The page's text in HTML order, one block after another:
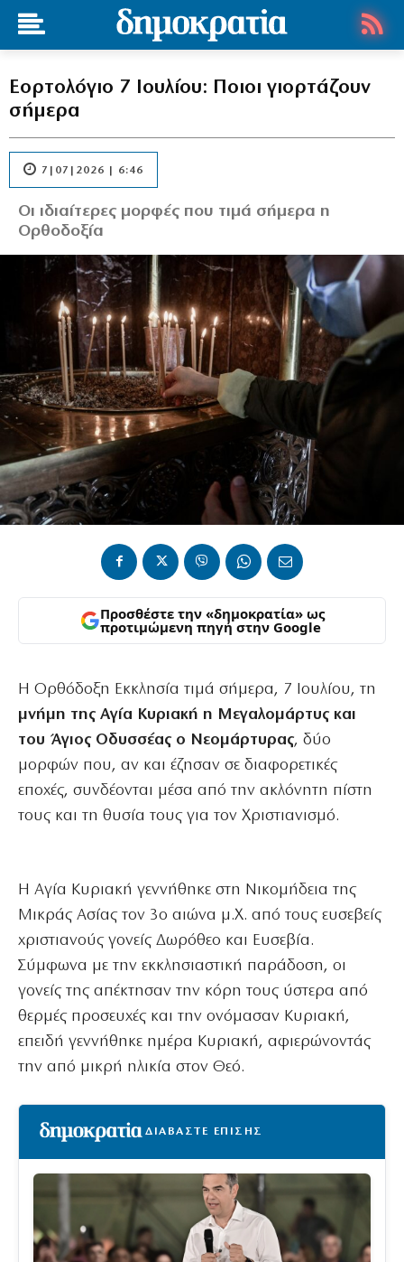
Εορτολόγιο 7 Ιουλίου: Ποιοι γιορτάζουν
σήμερα
7|07|2026 | 6:46
Οι ιδιαίτερες μορφές που τιμά σήμερα η
Ορθοδοξία
Προσθέστε την «δημοκρατία» ως
προτιμώμενη πηγή στην Google
Η Ορθόδοξη Εκκλησία τιμά σήμερα, 7 Ιουλίου, τη
μνήμη της Αγία Κυριακή η Μεγαλομάρτυς και
του Άγιος Οδυσσέας ο Νεομάρτυρας, δύο
μορφών που, αν και έζησαν σε διαφορετικές
εποχές, συνδέονται μέσα από την ακλόνητη πίστη
τους και τη θυσία τους για τον Χριστιανισμό.
Η Αγία Κυριακή γεννήθηκε στη Νικομήδεια της
Μικράς Ασίας τον 3ο αιώνα μ.Χ. από τους ευσεβείς
χριστιανούς γονείς Δωρόθεο και Ευσεβία.
Σύμφωνα με την εκκλησιαστική παράδοση, οι
γονείς της απέκτησαν την κόρη τους ύστερα από
θερμές προσευχές και την ονόμασαν Κυριακή,
επειδή γεννήθηκε ημέρα Κυριακή, αφιερώνοντάς
την από μικρή ηλικία στον Θεό.
ΔΙΑΒΑΣΤΕ ΕΠΙΣΗΣ